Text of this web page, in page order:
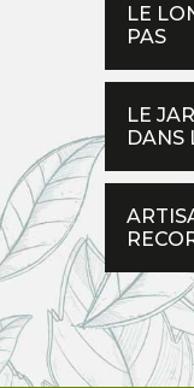
LE
PAS
LE
DANS